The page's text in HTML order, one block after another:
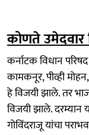
कोणते
कर्नाटक विधान
कामकनूर, पीव्ही
हे विजयी झाले. तर
विजयी झाले. दरम्यान
गोविंदराजू यांचा